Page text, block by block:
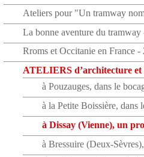
Ateliers pour "Un tramway
La bonne aventure du
Rroms et Occitanie en France -
ATELIERS d’architecture
à Pouzauges, dans le
à la Petite Boissière, dans
à Dissay (Vienne), un
à Bressuire (Deux-